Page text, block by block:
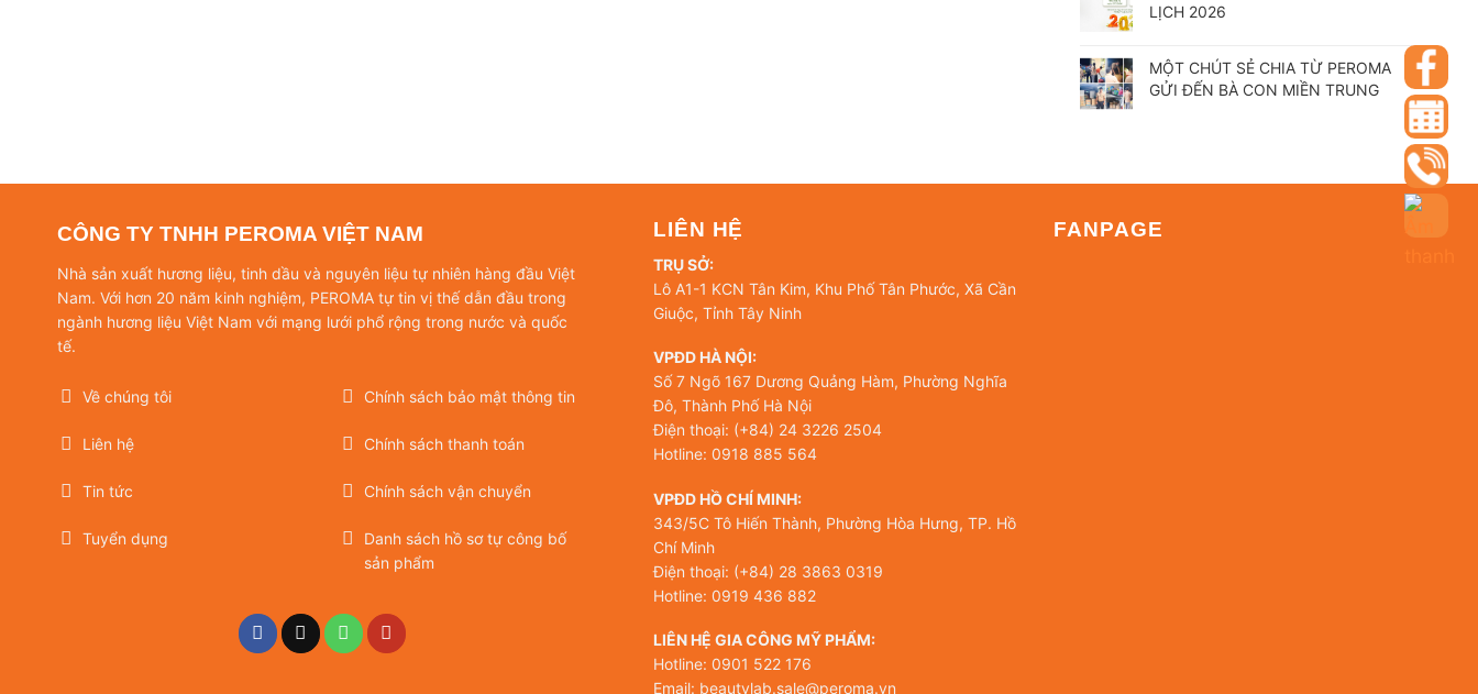
LỊCH 2026
MỘT CHÚT SẺ CHIA TỪ PEROMA
GỬI ĐẾN BÀ CON MIỀN TRUNG
CÔNG TY TNHH PEROMA VIỆT NAM
Nhà sản xuất hương liệu, tinh dầu và nguyên liệu tự nhiên hàng đầu Việt
Nam. Với hơn 20 năm kinh nghiệm, PEROMA tự tin vị thế dẫn đầu trong
ngành hương liệu Việt Nam với mạng lưới phổ rộng trong nước và quốc
tế.
Về chúng tôi
Liên hệ
Tin tức
Tuyển dụng
Chính sách bảo mật thông tin
Chính sách thanh toán
Chính sách vận chuyển
Danh sách hồ sơ tự công bố
sản phẩm
LIÊN HỆ
TRỤ SỞ:
Lô A1-1 KCN Tân Kim, Khu Phố Tân Phước, Xã Cần
Giuộc, Tỉnh Tây Ninh
VPĐD HÀ NỘI:
Số 7 Ngõ 167 Dương Quảng Hàm, Phường Nghĩa
Đô, Thành Phố Hà Nội
Điện thoại: (+84) 24 3226 2504
Hotline: 0918 885 564
VPĐD HỒ CHÍ MINH:
343/5C Tô Hiến Thành, Phường Hòa Hưng, TP. Hồ
Chí Minh
Điện thoại: (+84) 28 3863 0319
Hotline: 0919 436 882
LIÊN HỆ GIA CÔNG MỸ PHẨM:
Hotline: 0901 522 176
Email: beautylab.sale@peroma.vn
FANPAGE